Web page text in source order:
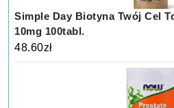
Simple Day Biotyna Twój Cel
10mg 100tabl.
48.60zł